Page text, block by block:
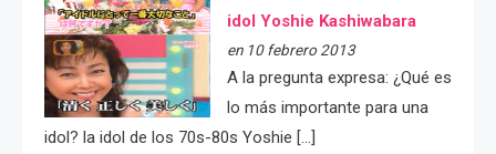
idol Yoshie Kashiwabara
en 10 febrero 2013
A la pregunta expresa: ¿Qué es
lo más importante para una
idol? la idol de los 70s-80s Yoshie […]